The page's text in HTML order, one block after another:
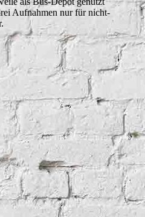
Aufnahmen nur für nicht-